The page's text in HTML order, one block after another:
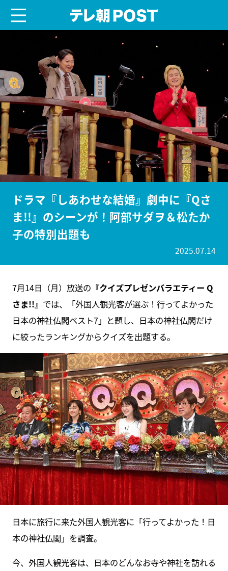
ドラマ『しあわせな結婚』劇中に『Qさ
ま!!』のシーンが！阿部サダヲ＆松たか
子の特別出題も
2025.07.14
7月14日（月）放送の 『クイズプレゼンバラエティー Q
さま!!』 では、「外国人観光客が選ぶ！行ってよかった
日本の神社仏閣ベスト7」と題し、日本の神社仏閣だけ
に絞ったランキングからクイズを出題する。
日本に旅行に来た外国人観光客に「行ってよかった！日
本の神社仏閣」を調査。
今、外国人観光客は、日本のどんなお寺や神社を訪れる